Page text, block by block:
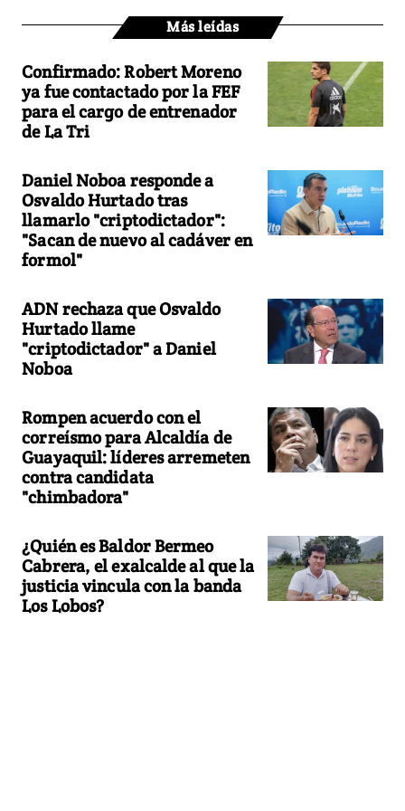
Más leídas
Confirmado: Robert Moreno
ya fue contactado por la FEF
para el cargo de entrenador
de La Tri
Daniel Noboa responde a
Osvaldo Hurtado tras
llamarlo "criptodictador":
"Sacan de nuevo al cadáver en
formol"
ADN rechaza que Osvaldo
Hurtado llame
"criptodictador" a Daniel
Noboa
Rompen acuerdo con el
correísmo para Alcaldía de
Guayaquil: líderes arremeten
contra candidata
"chimbadora"
¿Quién es Baldor Bermeo
Cabrera, el exalcalde al que la
justicia vincula con la banda
Los Lobos?